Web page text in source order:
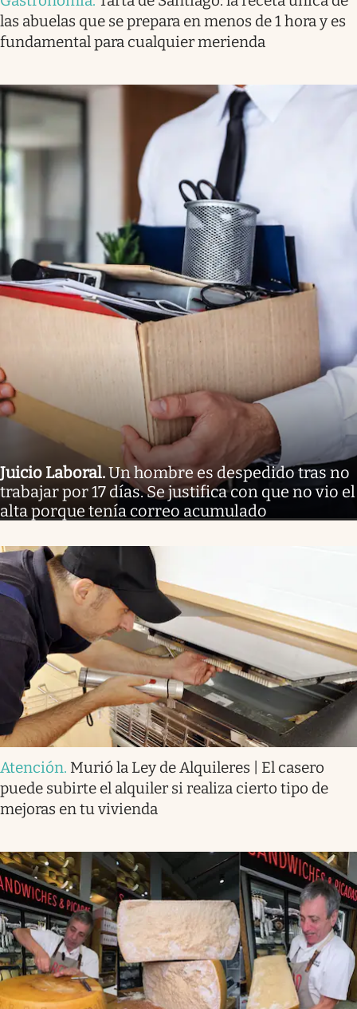
las abuelas que se prepara en menos de 1 hora y es
fundamental para cualquier merienda
Juicio Laboral.Un hombre es despedido tras no
trabajar por 17 días. Se justifica con que no vio el
alta porque tenía correo acumulado
Atención. Murió la Ley de Alquileres | El casero
puede subirte el alquiler si realiza cierto tipo de
mejoras en tu vivienda